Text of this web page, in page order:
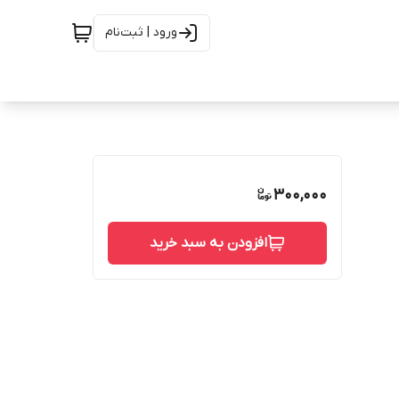
ورود | ثبت‌نام
300,000
افزودن به سبد خرید